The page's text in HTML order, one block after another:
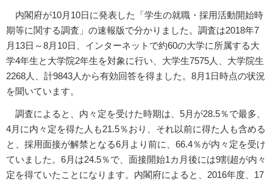
内閣府が10月10日に発表した「学生の就職・採用活動開始時
期等に関する調査」の速報版で分かりました。調査は2018年7
月13日～8月10日、インターネットで約60の大学に所属する大
学4年生と大学院2年生を対象に行い、大学生7575人、大学院生
2268人、計9843人から有効回答を得ました。8月1日時点の状況
を聞いています。
調査によると、内々定を受けた時期は、5月が28.5％で最多、
4月に内々定を得た人も21.5％おり、それ以前に得た人も含める
と、採用面接が解禁となる6月より前に、66.4％が内々定を受け
ていました。6月は24.5％で、面接開始1カ月後には9割超が内々
定を得ていたことになります。内閣府によると、2016年度、17